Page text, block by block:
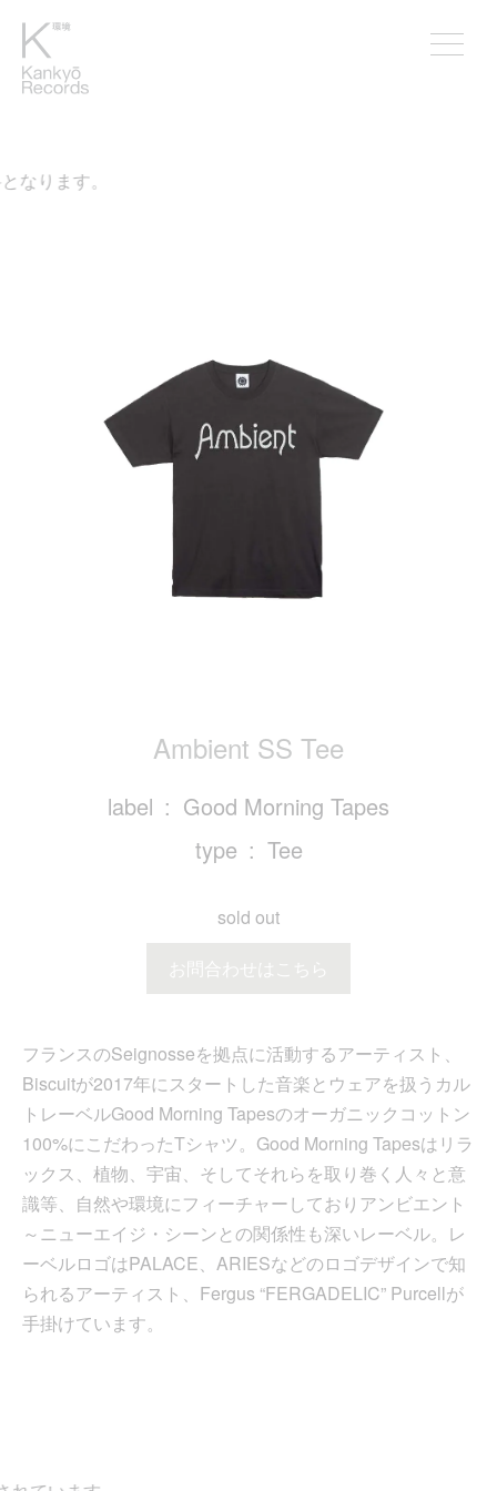
なります。
Ambient SS Tee
label
Good Morning Tapes
type
Tee
sold out
お問合わせはこちら
フランスのSeignosseを拠点に活動するアーティスト、
Biscuitが2017年にスタートした音楽とウェアを扱うカル
トレーベルGood Morning Tapesのオーガニックコットン
100%にこだわったTシャツ。Good Morning Tapesはリラ
ックス、植物、宇宙、そしてそれらを取り巻く人々と意
識等、自然や環境にフィーチャーしておりアンビエント
～ニューエイジ・シーンとの関係性も深いレーベル。レ
ーベルロゴはPALACE、ARIESなどのロゴデザインで知
られるアーティスト、Fergus “FERGADELIC” Purcellが
手掛けています。